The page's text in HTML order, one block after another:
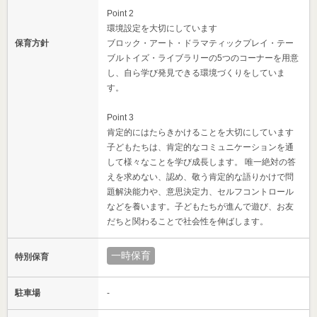
保育方針
Point 2
環境設定を大切にしています
ブロック・アート・ドラマティックプレイ・テー
ブルトイズ・ライブラリーの5つのコーナーを用意
し、自ら学び発見できる環境づくりをしていま
す。
Point 3
肯定的にはたらきかけることを大切にしています
子どもたちは、肯定的なコミュニケーションを通
して様々なことを学び成長します。 唯一絶対の答
えを求めない、認め、敬う肯定的な語りかけで問
題解決能力や、意思決定力、セルフコントロール
などを養います。子どもたちが進んで遊び、お友
だちと関わることで社会性を伸ばします。
特別保育 一時保育
駐車場 -